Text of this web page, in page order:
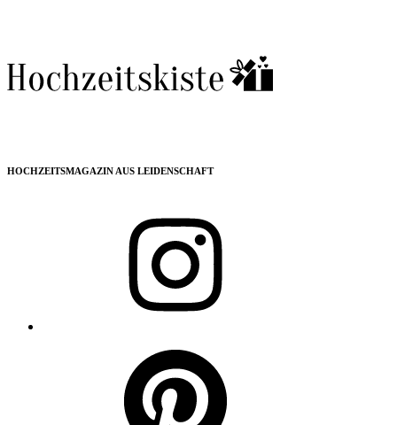
HOCHZEITSMAGAZIN AUS LEIDENSCHAFT